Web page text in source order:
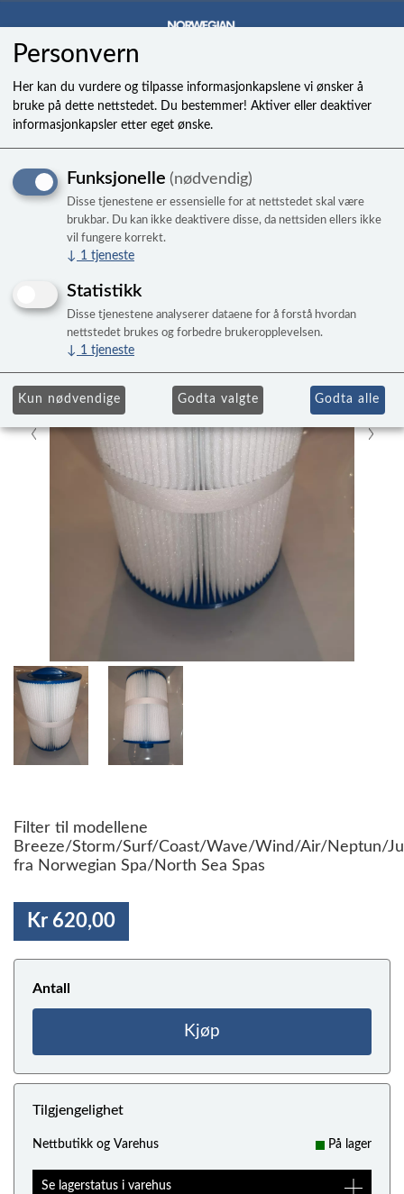
Filter til
Breeze/Storm/Surf/Coast/
NB! Passer ikke Ocean, Happy, Family,
Friend, Smile eller SwimSpas
Filter til modellene
Breeze/Storm/Surf/Coast/Wave/Wind/Air/Neptun/
fra Norwegian Spa/North Sea Spas
Kr 620,00
Antall
Kjøp
Tilgjengelighet
Nettbutikk og Varehus På lager
Se lagerstatus i varehus
Personvern
Her kan du vurdere og tilpasse informasjonkapslene vi ønsker å
bruke på dette nettstedet. Du bestemmer! Aktiver eller deaktiver
informasjonkapsler etter eget ønske.
Funksjonelle (nødvendig)
Disse tjenestene er essensielle for at nettstedet skal være
brukbar. Du kan ikke deaktivere disse, da nettsiden ellers ikke
vil fungere korrekt.
↓ 1 tjeneste
Statistikk
Disse tjenestene analyserer dataene for å forstå hvordan
nettstedet brukes og forbedre brukeropplevelsen.
↓ 1 tjeneste
Kun nødvendige Godta valgte Godta alle